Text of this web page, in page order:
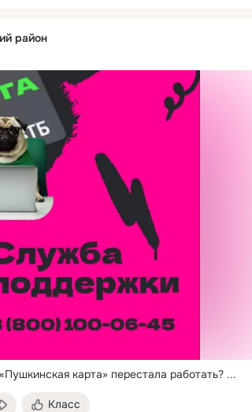
район
карта» перестала работать? ...
Класс